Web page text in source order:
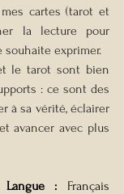
cartes (tarot et
la lecture pour
exprimer.
le tarot sont bien
: ce sont des
à sa vérité, éclairer
avancer avec plus
Langue : Français